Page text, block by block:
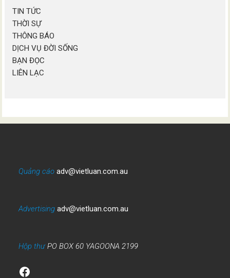
TIN TỨC
THỜI SỰ
THÔNG BÁO
DỊCH VỤ ĐỜI SỐNG
BẠN ĐỌC
LIÊN LẠC
Quảng cáo adv@vietluan.com.au
Advertising adv@vietluan.com.au
Hộp thưPO BOX 60 YAGOONA 2199
Facebook